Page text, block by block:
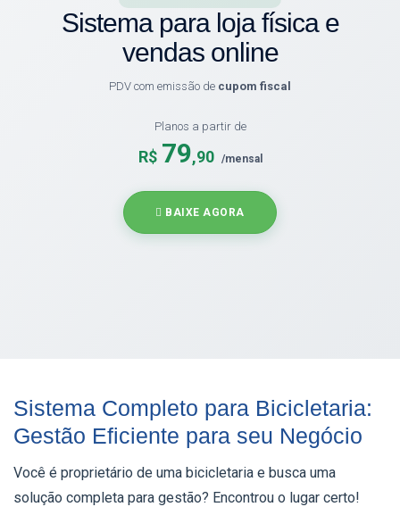
Sistema para loja física e
vendas online
PDV com emissão de cupom fiscal
Planos a partir de
R$ 79,90 /mensal
BAIXE AGORA
Sistema Completo para Bicicletaria:
Gestão Eficiente para seu Negócio
Você é proprietário de uma bicicletaria e busca uma
solução completa para gestão? Encontrou o lugar certo!